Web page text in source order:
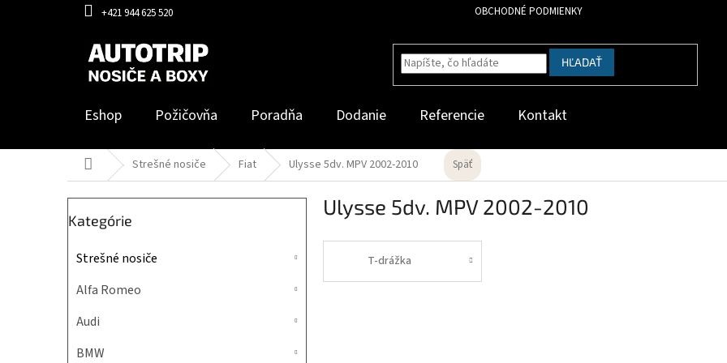
+421 944 625 520 OBCHODNÉ PODMIENKY
HĽADAŤ
Eshop Požičovňa Poradňa Dodanie Referencie Kontakt
DomovStrešné nosiče Fiat Ulysse 5dv. MPV 2002-2010 Späť
č
Preskočiť
Kategórie
Strešné nosiče
Alfa Romeo
Audi
BMW
Ulysse 5dv. MPV 2002-2010
T-drážka